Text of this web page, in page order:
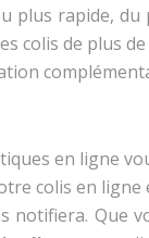
rapide, du
de plus
en ligne
colis en
Que